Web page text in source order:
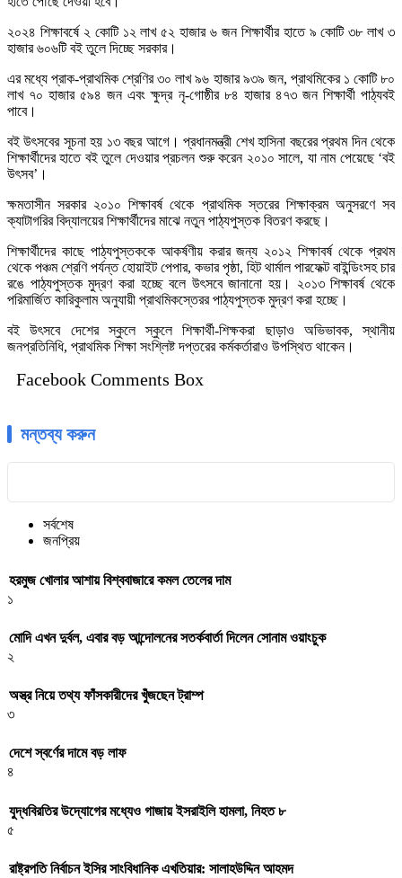
২০২৪ শিক্ষাবর্ষে ২ কোটি ১২ লাখ ৫২ হাজার ৬ জন শিক্ষার্থীর হাতে ৯ কোটি ৩৮ লাখ ৩
হাজার ৬০৬টি বই তুলে দিচ্ছে সরকার।
এর মধ্যে প্রাক-প্রাথমিক শ্রেণির ৩০ লাখ ৯৬ হাজার ৯৩৯ জন, প্রাথমিকের ১ কোটি ৮০
লাখ ৭০ হাজার ৫৯৪ জন এবং ক্ষুদ্র নৃ-গোষ্ঠীর ৮৪ হাজার ৪৭৩ জন শিক্ষার্থী পাঠ্যবই
পাবে।
বই উৎসবের সূচনা হয় ১৩ বছর আগে। প্রধানমন্ত্রী শেখ হাসিনা বছরের প্রথম দিন থেকে
শিক্ষার্থীদের হাতে বই তুলে দেওয়ার প্রচলন শুরু করেন ২০১০ সালে, যা নাম পেয়েছে ‘বই
উৎসব’।
ক্ষমতাসীন সরকার ২০১০ শিক্ষাবর্ষ থেকে প্রাথমিক স্তরের শিক্ষাক্রম অনুসরণে সব
ক্যাটাগরির বিদ্যালয়ের শিক্ষার্থীদের মাঝে নতুন পাঠ্যপুস্তক বিতরণ করছে।
শিক্ষার্থীদের কাছে পাঠ্যপুস্তককে আকর্ষণীয় করার জন্য ২০১২ শিক্ষাবর্ষ থেকে প্রথম
থেকে পঞ্চম শ্রেণি পর্যন্ত হোয়াইট পেপার, কভার পৃষ্ঠা, হিট থার্মাল পারফেক্ট বাইন্ডিংসহ চার
রঙে পাঠ্যপুস্তক মুদ্রণ করা হচ্ছে বলে উৎসবে জানানো হয়। ২০১৩ শিক্ষাবর্ষ থেকে
পরিমার্জিত কারিকুলাম অনুযায়ী প্রাথমিকস্তেরর পাঠ্যপুস্তক মুদ্রণ করা হচ্ছে।
বই উৎসবে দেশের স্কুলে স্কুলে শিক্ষার্থী-শিক্ষকরা ছাড়াও অভিভাবক, স্থানীয়
জনপ্রতিনিধি, প্রাথমিক শিক্ষা সংশ্লিষ্ট দপ্তরের কর্মকর্তারাও উপস্থিত থাকেন।
Facebook Comments Box
মন্তব্য করুন
সর্বশেষ
জনপ্রিয়
হরমুজ খোলার আশায় বিশ্ববাজারে কমল তেলের দাম
১
মোদি এখন দুর্বল, এবার বড় আন্দোলনের সতর্কবার্তা দিলেন সোনাম ওয়াংচুক
২
অস্ত্র নিয়ে তথ্য ফাঁসকারীদের খুঁজছেন ট্রাম্প
৩
দেশে স্বর্ণের দামে বড় লাফ
৪
যুদ্ধবিরতির উদ্যোগের মধ্যেও গাজায় ইসরাইলি হামলা, নিহত ৮
৫
রাষ্ট্রপতি নির্বাচন ইসির সাংবিধানিক এখতিয়ার: সালাহউদ্দিন আহমদ